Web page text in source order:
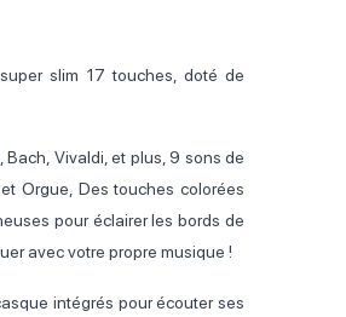
slim 17 touches, doté de
Bach, Vivaldi, et plus, 9 sons de
Orgue, Des touches colorées
pour éclairer les bords de
avec votre propre musique !
intégrés pour écouter ses